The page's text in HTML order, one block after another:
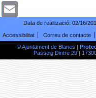
Twitter
Data de realització: 02/16/
Accessibilitat
Correu de contacte
© Ajuntament de Blanes |
Passeig Dintre 29 |